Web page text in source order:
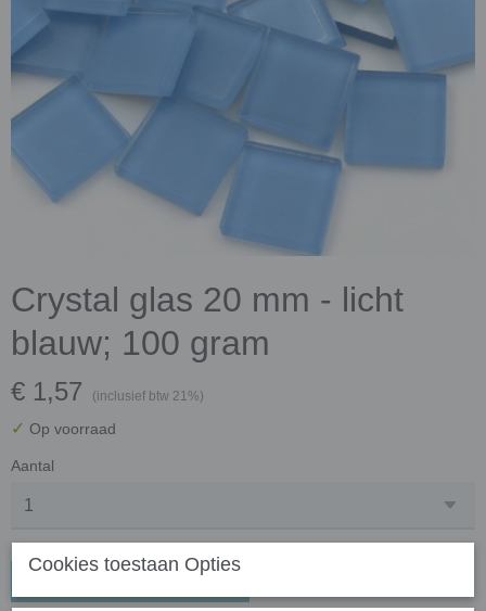
Crystal glas 20 mm - licht
blauw; 100 gram
€ 1,57 (inclusief btw 21%)
✓ Op voorraad
Aantal
Cookies toestaan Opties